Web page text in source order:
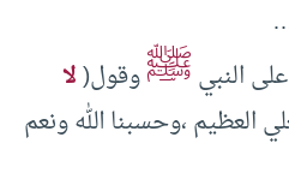
النبيﷺوقول(لا
العظيم ،وحسبنا الله ونعم